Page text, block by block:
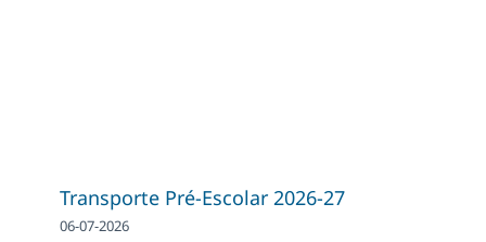
Transporte Pré-Escolar 2026-27
06-07-2026